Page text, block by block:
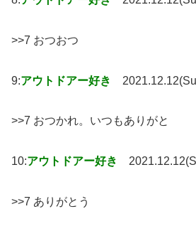
>>7 おつおつ
9:アウトドアー好き
>>7 おつかれ。いつもありがと
10:アウトドアー好き
>>7 ありがとう